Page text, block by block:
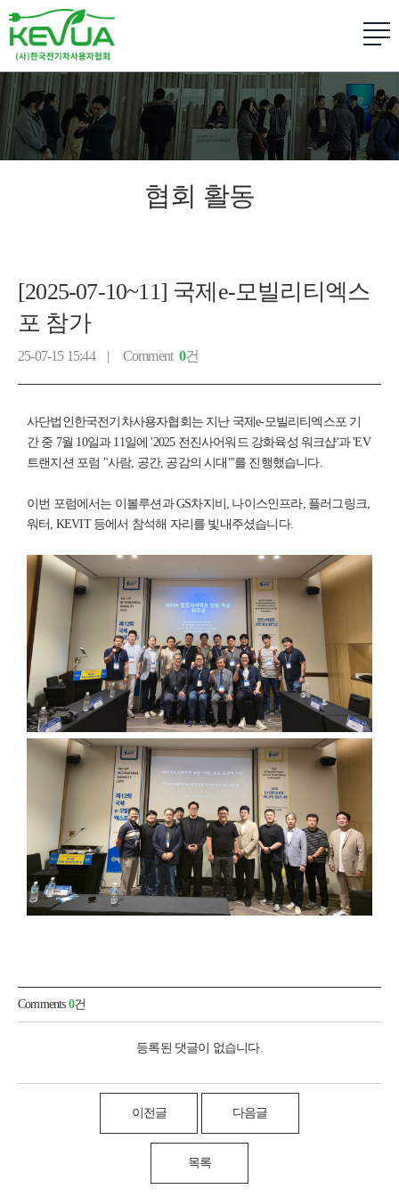
협회 활동
[2025-07-10~11] 국제e-모빌리티엑스
포 참가
25-07-15 15:44 | Comment 0건
사단법인한국전기차사용자협회는 지난 국제e-모빌리티엑스포 기
간 중 7월 10일과 11일에 '2025 전진사어워드 강화육성 워크샵'과 'EV
트랜지션 포럼 "사람, 공간, 공감의 시대"'를 진행했습니다.
이번 포럼에서는 이볼루션과 GS차지비, 나이스인프라, 플러그링크,
워터, KEVIT 등에서 참석해 자리를 빛내주셨습니다.
Comments 0건
등록된 댓글이 없습니다.
이전글 다음글
목록